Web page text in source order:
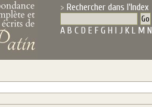
Rechercher dans l'Index
A B C D E F G H I J K L M N